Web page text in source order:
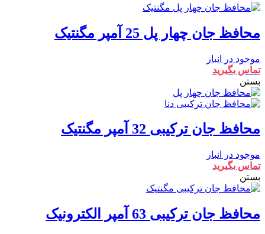
محافظ جان چهار پل 25 آمپر مگنتیک
موجود در انبار
تماس بگیرید
بستن
محافظ جان ترکیبی 32 آمپر مگنتیک
موجود در انبار
تماس بگیرید
بستن
محافظ جان ترکیبی 63 آمپر الکترونیک